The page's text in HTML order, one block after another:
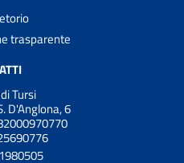
trasparente
Tursi
D'Anglona, 6